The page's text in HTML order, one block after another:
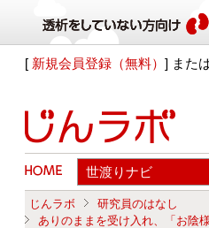
[ 新規会員登録（無料）] また
じんラボ
研究員のはなし
ありのままを受け入れ、「お陰